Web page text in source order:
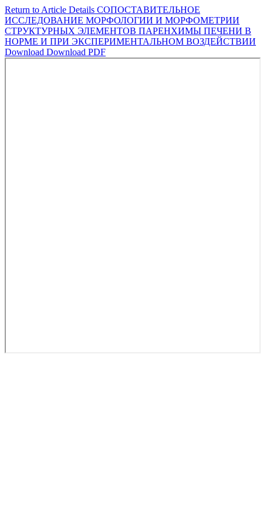
Return to Article Details СОПОСТАВИТЕЛЬНОЕ
ИССЛЕДОВАНИЕ МОРФОЛОГИИ И МОРФОМЕТРИИ
СТРУКТУРНЫХ ЭЛЕМЕНТОВ ПАРЕНХИМЫ ПЕЧЕНИ В
НОРМЕ И ПРИ ЭКСПЕРИМЕНТАЛЬНОМ ВОЗДЕЙСТВИИ
Download Download PDF